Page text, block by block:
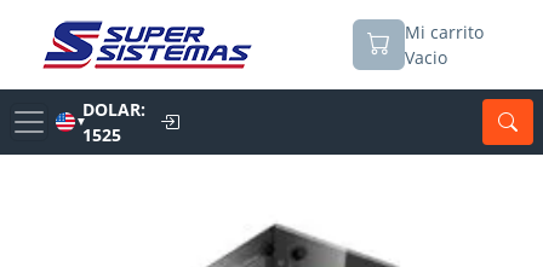
Mi carrito
Vacio
▼
DOLAR:
1525